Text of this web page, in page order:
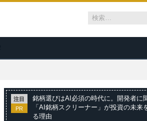
注目
PR
銘柄選びはAI必須の時代に。開発者に
「AI銘柄スクリーナー」が投資の未来
る理由